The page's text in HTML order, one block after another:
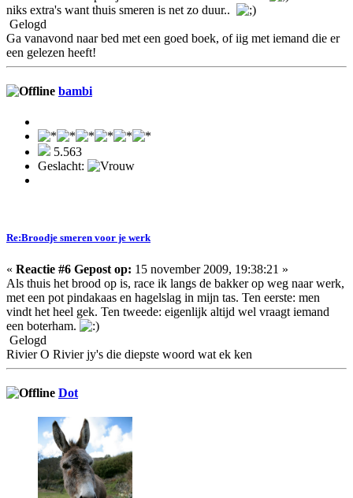
niks extra's want thuis smeren is net zo duur..
Gelogd
Ga vanavond naar bed met een goed boek, of iig met iemand die er
een gelezen heeft!
bambi
5.563
Geslacht:
Re:Broodje smeren voor je werk
« Reactie #6 Gepost op: 15 november 2009, 19:38:21 »
Als thuis het brood op is, race ik langs de bakker op weg naar werk,
met een pot pindakaas en hagelslag in mijn tas. Ten eerste: men
vindt het heel gek. Ten tweede: eigenlijk altijd wel vraagt iemand
een boterham.
Gelogd
Rivier O Rivier jy's die diepste woord wat ek ken
Dot